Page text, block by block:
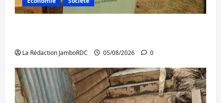
La Rédaction JamboRDC 05/08/2026 0